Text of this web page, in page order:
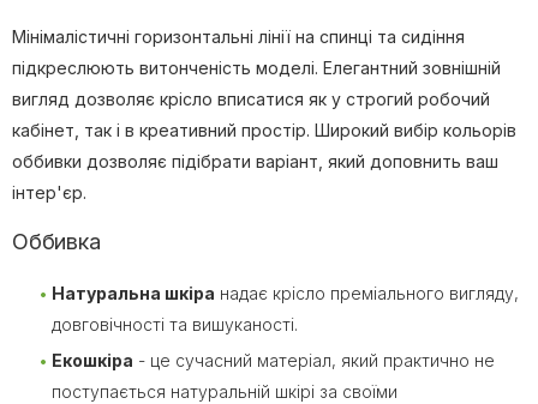
Мінімалістичні горизонтальні лінії на спинці та сидіння
підкреслюють витонченість моделі. Елегантний зовнішній
вигляд дозволяє крісло вписатися як у строгий робочий
кабінет, так і в креативний простір. Широкий вибір кольорів
оббивки дозволяє підібрати варіант, який доповнить ваш
інтер'єр.
Оббивка
Натуральна шкіра надає крісло преміального вигляду,
довговічності та вишуканості.
Екошкіра - це сучасний матеріал, який практично не
поступається натуральній шкірі за своїми